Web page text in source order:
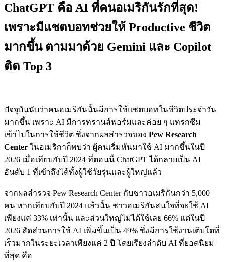
ChatGPT คือ AI ที่คนอเมริกันรักที่สุด!
เพราะมีแชตบอทช่วยให้ Productive ชีวิต
มากขึ้น ตามมาด้วย Gemini และ Copilot
ติด Top 3
ปัจจุบันนับว่าคนอเมริกันนั้นมีการใช้แชตบอทในชีวิตประจำวัน
มากขึ้น เพราะ AI มีการทรานส์ฟอร์มและค่อย ๆ แทรกซึม
เข้าไปในการใช้ชีวิต ซึ่งจากผลสำรวจของ Pew Research
Center ในอเมริกาก็พบว่า ผู้คนเริ่มหันมาใช้ AI มากขึ้นในปี
2026 เมื่อเทียบกับปี 2024 ที่ตอนนี้ ChatGPT ได้กลายเป็น AI
อันดับ 1 ที่เข้าถึงได้ทั้งผู้ใช้วัยรุ่นและผู้ใหญ่แล้ว
จากผลสำรวจ Pew Research Center กับชาวอเมริกันกว่า 5,000
คน หากเทียบกับปี 2024 แล้วนั้น ชาวอเมริกันสนใจที่จะใช้ AI
เพียงแค่ 33% เท่านั้น และส่วนใหญ่ไม่ได้ใช้เลย 66% แต่ในปี
2026 สัดส่วนการใช้ AI เพิ่มขึ้นเป็น 49% ซึ่งมีการใช้งานเติบโตที่
เร็วมากในระยะเวลาเพียงแค่ 2 ปี โดยเรียงลำดับ AI ที่ยอดนิยม
ที่สุด คือ